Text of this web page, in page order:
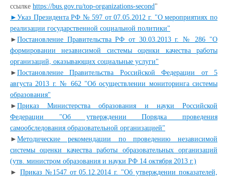
ссылке https://bus.gov.ru/top-organizations-second"
►Указ Президента РФ № 597 от 07.05.2012 г. "О мероприятиях по
реализации государственной социальной политики"
► Постановление Правительства РФ от 30.03.2013 г. № 286 "О
формировании независимой системы оценки качества работы
организаций, оказывающих социальные услуги"
► Постановление Правительства Российской Федерации от 5
августа 2013 г. № 662 "Об осуществлении мониторинга системы
образования"
► Приказ Министерства образования и науки Российской
Федерации "Об утверждении Порядка проведения
самообследования образовательной организацией"
► Методические рекомендации по проведению независимой
системы оценки качества работы образовательных организаций
(утв. министром образования и науки РФ 14 октября 2013 г.)
► Приказ №1547 от 05.12.2014 г. "Об утверждении показателей,